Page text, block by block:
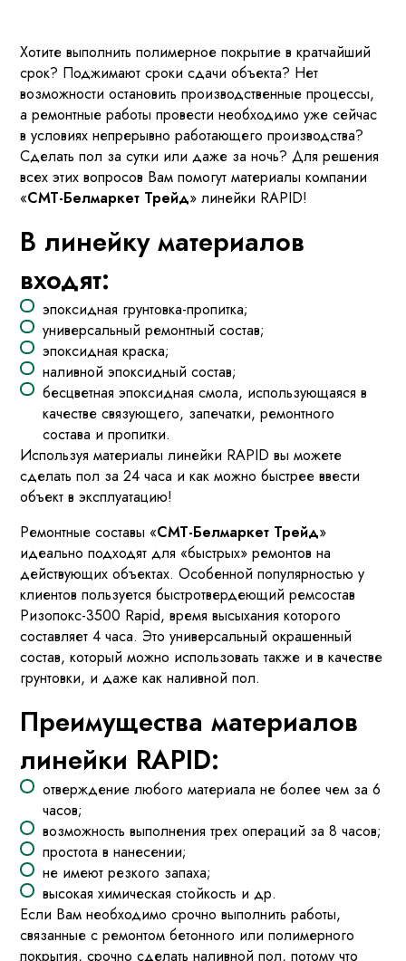
Хотите выполнить полимерное покрытие в кратчайший
срок? Поджимают сроки сдачи объекта? Нет
возможности остановить производственные процессы,
а ремонтные работы провести необходимо уже сейчас
в условиях непрерывно работающего производства?
Сделать пол за сутки или даже за ночь? Для решения
всех этих вопросов Вам помогут материалы компании
«СМТ-Белмаркет Трейд» линейки RAPID!
В линейку материалов
входят:
эпоксидная грунтовка-пропитка;
универсальный ремонтный состав;
эпоксидная краска;
наливной эпоксидный состав;
бесцветная эпоксидная смола, использующаяся в
качестве связующего, запечатки, ремонтного
состава и пропитки.
Используя материалы линейки RAPID вы можете
сделать пол за 24 часа и как можно быстрее ввести
объект в эксплуатацию!
Ремонтные составы «СМТ-Белмаркет Трейд»
идеально подходят для «быстрых» ремонтов на
действующих объектах. Особенной популярностью у
клиентов пользуется быстротвердеющий ремсостав
Ризопокс-3500 Rapid, время высыхания которого
составляет 4 часа. Это универсальный окрашенный
состав, который можно использовать также и в качестве
грунтовки, и даже как наливной пол.
Преимущества материалов
линейки RAPID:
отверждение любого материала не более чем за 6
часов;
возможность выполнения трех операций за 8 часов;
простота в нанесении;
не имеют резкого запаха;
высокая химическая стойкость и др.
Если Вам необходимо срочно выполнить работы,
связанные с ремонтом бетонного или полимерного
покрытия, срочно сделать наливной пол, потому что